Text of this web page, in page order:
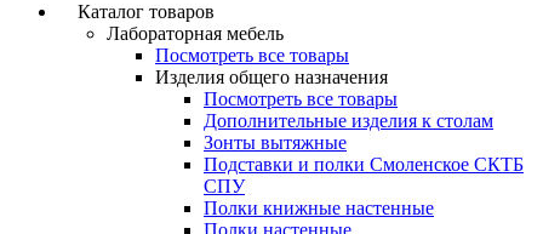
Каталог товаров
Лабораторная мебель
Посмотреть все товары
Изделия общего назначения
Посмотреть все товары
Дополнительные изделия к столам
Зонты вытяжные
Подставки и полки Смоленское СКТБ
СПУ
Полки книжные настенные
Полки настенные